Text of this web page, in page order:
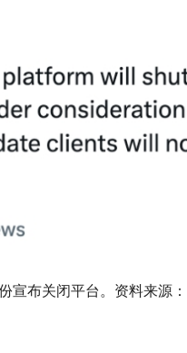
宣布关闭平台。资料来源